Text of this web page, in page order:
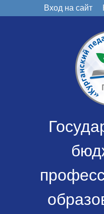
Вход на сайт